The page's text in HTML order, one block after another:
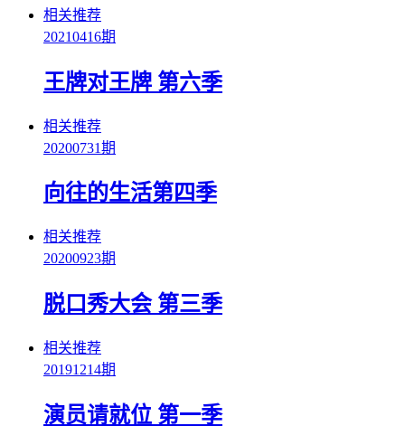
相关推荐
20210416期
王牌对王牌 第六季
相关推荐
20200731期
向往的生活第四季
相关推荐
20200923期
脱口秀大会 第三季
相关推荐
20191214期
演员请就位 第一季